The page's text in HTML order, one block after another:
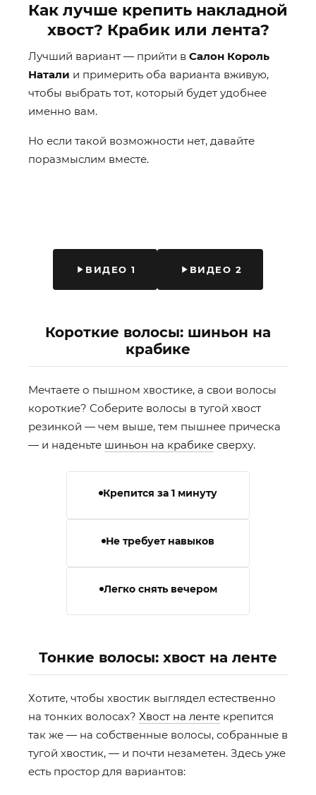
Как лучше крепить накладной
хвост? Крабик или лента?
Лучший вариант — прийти в Салон Король
Натали и примерить оба варианта вживую,
чтобы выбрать тот, который будет удобнее
именно вам.
Но если такой возможности нет, давайте
поразмыслим вместе.
ВИДЕО 1 ВИДЕО 2
Короткие волосы: шиньон на
крабике
Мечтаете о пышном хвостике, а свои волосы
короткие? Соберите волосы в тугой хвост
резинкой — чем выше, тем пышнее прическа
— и наденьте шиньон на крабике сверху.
Крепится за 1 минуту
Не требует навыков
Легко снять вечером
Тонкие волосы: хвост на ленте
Хотите, чтобы хвостик выглядел естественно
на тонких волосах? Хвост на ленте крепится
так же — на собственные волосы, собранные в
тугой хвостик, — и почти незаметен. Здесь уже
есть простор для вариантов: